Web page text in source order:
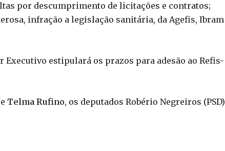
por descumprimento de licitações e contratos;
infração a legislação sanitária, da Agefis, Ibram
Executivo estipulará os prazos para adesão ao Refis-
Telma Rufino, os deputados Robério Negreiros (PSD)